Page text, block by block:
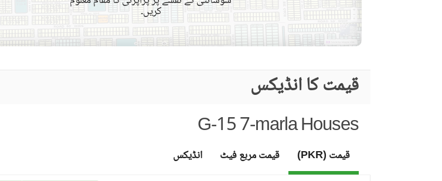
بار بی کیو کا حصہ
کمیونٹی مسجد
کمیونٹی سنٹر
دیگر کمیونٹی کی سہولیات
تفریح اور صحت
جکوزی
دوسری خصوصیات
قریبی سکول
قریبی ریسٹورنٹ
کریں۔
قیمت کا انڈیکس
G-15 7-marla Houses
قیمت (PKR) قیمت مربع فیٹ انڈیکس